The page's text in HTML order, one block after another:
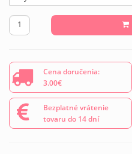
Cena doručenia:
3.00€
Bezplatné vrátenie
tovaru do 14 dní